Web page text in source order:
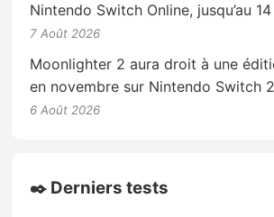
Nintendo Switch Online, jusqu’au
7 Août 2026
Moonlighter 2 aura droit à une
en novembre sur Nintendo Switch 2
6 Août 2026
✒️ Derniers tests